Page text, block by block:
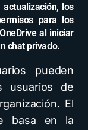
los
para los
al iniciar
chat privado.
pueden
usuarios de
El
basa en la